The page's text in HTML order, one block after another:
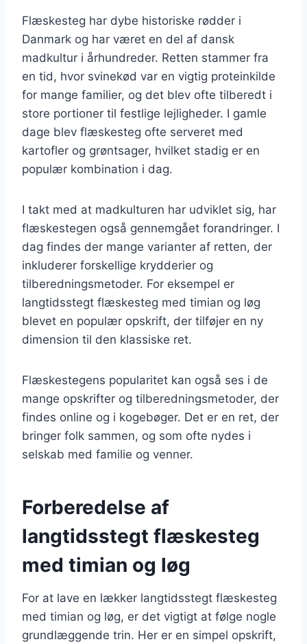
Flæskesteg har dybe historiske rødder i
Danmark og har været en del af dansk
madkultur i århundreder. Retten stammer fra
en tid, hvor svinekød var en vigtig proteinkilde
for mange familier, og det blev ofte tilberedt i
store portioner til festlige lejligheder. I gamle
dage blev flæskesteg ofte serveret med
kartofler og grøntsager, hvilket stadig er en
populær kombination i dag.
I takt med at madkulturen har udviklet sig, har
flæskestegen også gennemgået forandringer. I
dag findes der mange varianter af retten, der
inkluderer forskellige krydderier og
tilberedningsmetoder. For eksempel er
langtidsstegt flæskesteg med timian og løg
blevet en populær opskrift, der tilføjer en ny
dimension til den klassiske ret.
Flæskestegens popularitet kan også ses i de
mange opskrifter og tilberedningsmetoder, der
findes online og i kogebøger. Det er en ret, der
bringer folk sammen, og som ofte nydes i
selskab med familie og venner.
Forberedelse af
langtidsstegt flæskesteg
med timian og løg
For at lave en lækker langtidsstegt flæskesteg
med timian og løg, er det vigtigt at følge nogle
grundlæggende trin. Her er en simpel opskrift,